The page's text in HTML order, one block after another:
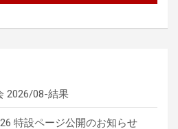
2026/08-結果
特設ページ公開のお知らせ